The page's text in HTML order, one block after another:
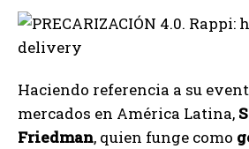
Haciendo referencia a su
mercados en América Latina,
Friedman, quien funge como